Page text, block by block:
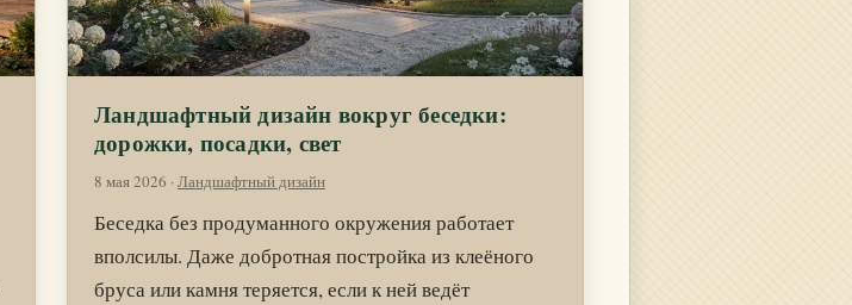
Ландшафтный дизайн вокруг беседки:
дорожки, посадки, свет
8 мая 2026 ·Ландшафтный дизайн
Беседка без продуманного окружения работает
вполсилы. Даже добротная постройка из клеёного
бруса или камня теряется, если к ней ведёт